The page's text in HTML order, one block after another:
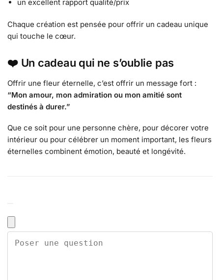
un excellent rapport qualité/prix
Chaque création est pensée pour offrir un cadeau unique
qui touche le cœur.
❤️ Un cadeau qui ne s’oublie pas
Offrir une fleur éternelle, c’est offrir un message fort :
“Mon amour, mon admiration ou mon amitié sont
destinés à durer.”
Que ce soit pour une personne chère, pour décorer votre
intérieur ou pour célébrer un moment important, les fleurs
éternelles combinent émotion, beauté et longévité.